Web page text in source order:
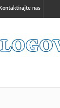
Kontaktirajte nas